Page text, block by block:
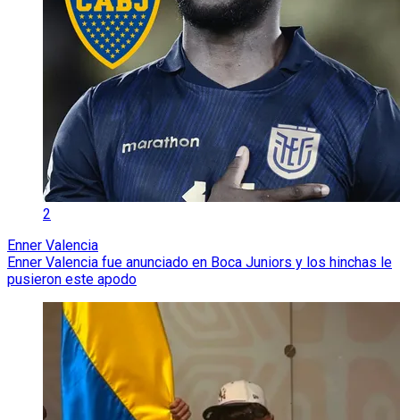
2
Enner Valencia
Enner Valencia fue anunciado en Boca Juniors y los hinchas le
pusieron este apodo